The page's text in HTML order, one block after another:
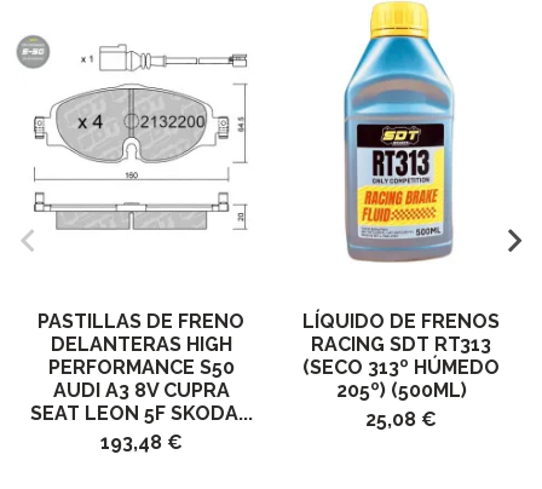
PASTILLAS DE FRENO
DELANTERAS HIGH
PERFORMANCE S50
AUDI A3 8V CUPRA
SEAT LEON 5F SKODA...
193,48 €
LÍQUIDO DE FRENOS
RACING SDT RT313
(SECO 313º HÚMEDO
205º) (500ML)
25,08 €